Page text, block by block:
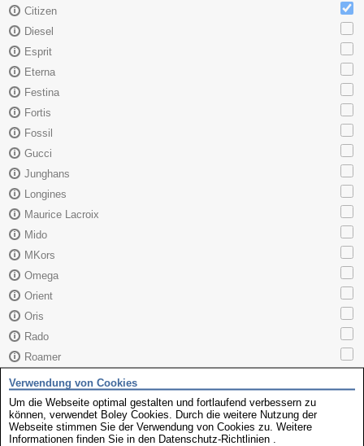
Citizen
Diesel
Esprit
Eterna
Festina
Fortis
Fossil
Gucci
Junghans
Longines
Maurice Lacroix
Mido
MKors
Omega
Orient
Oris
Rado
Roamer
Sector
Seiko
Skagen
TAG Heuer
Verwendung von Cookies
Um die Webseite optimal gestalten und fortlaufend verbessern zu
können, verwendet Boley Cookies. Durch die weitere Nutzung der
Webseite stimmen Sie der Verwendung von Cookies zu. Weitere
Informationen finden Sie in den Datenschutz-Richtlinien